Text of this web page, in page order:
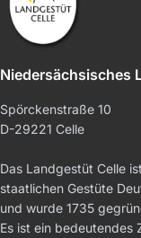
Niedersächsisches
Spörckenstraße 10
D-29221 Celle
Das Landgestüt Celle
staatlichen Gestüte
und wurde 1735
Es ist ein bedeutendes